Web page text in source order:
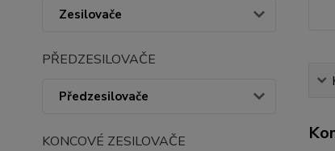
Zesilovače
PŘEDZESILOVAČE
Předzesilovače
KONCOVÉ ZESILOVAČE